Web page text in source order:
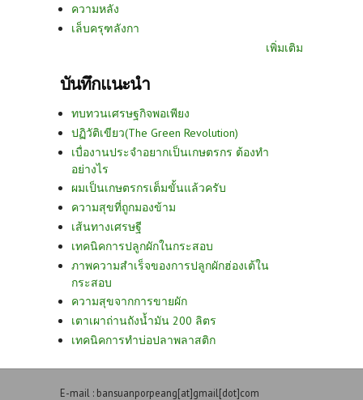
ความหลัง
เล็บครุฑลังกา
เพิ่มเติม
บันทึกแนะนำ
ทบทวนเศรษฐกิจพอเพียง
ปฏิวัติเขียว(The Green Revolution)
เบื่องานประจำอยากเป็นเกษตรกร ต้องทำ
อย่างไร
ผมเป็นเกษตรกรเต็มขั้นแล้วครับ
ความสุขที่ถูกมองข้าม
เส้นทางเศรษฐี
เทคนิคการปลูกผักในกระสอบ
ภาพความสำเร็จของการปลูกผักฮ่องเต้ใน
กระสอบ
ความสุขจากการขายผัก
เตาเผาถ่านถังน้ำมัน 200 ลิตร
เทคนิคการทำบ่อปลาพลาสติก
E-mail : bansuanporpeang[at]gmail[dot]com